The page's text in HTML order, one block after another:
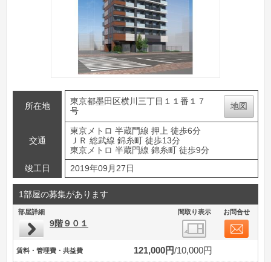
所在地
東京都墨田区横川三丁目１１番１７
号
地図
交通
東京メトロ 半蔵門線 押上 徒歩6分
ＪＲ 総武線 錦糸町 徒歩13分
東京メトロ 半蔵門線 錦糸町 徒歩9分
竣工日
2019年09月27日
1部屋の募集があります
部屋詳細 間取り表示 お問合せ
9階９０１
賃料・管理費・共益費 121,000円 10,000円